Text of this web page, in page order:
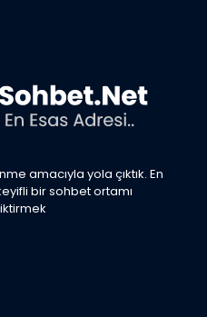
amacıyla yola çıktık. En
bir sohbet ortamı